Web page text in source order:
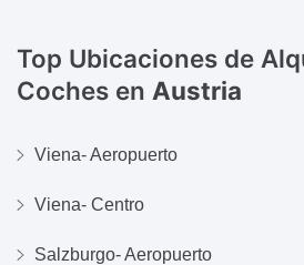
Top Ubicaciones de
Coches en Austria
Viena- Aeropuerto
Viena- Centro
Salzburgo- Aeropuerto